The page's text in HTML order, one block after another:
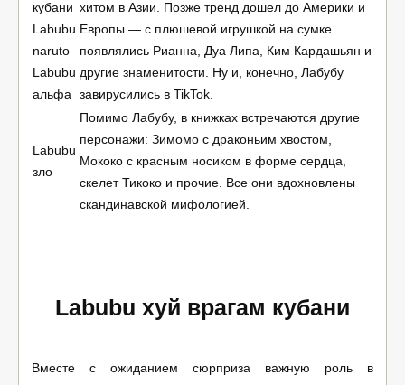
кубани
Labubu
naruto
Labubu
альфа
хитом в Азии. Позже тренд дошел до Америки и
Европы — с плюшевой игрушкой на сумке
появлялись Рианна, Дуа Липа, Ким Кардашьян и
другие знаменитости. Ну и, конечно, Лабубу
завирусились в TikTok.
Labubu
зло
Помимо Лабубу, в книжках встречаются другие
персонажи: Зимомо с драконьим хвостом,
Мококо с красным носиком в форме сердца,
скелет Тикоко и прочие. Все они вдохновлены
скандинавской мифологией.
Labubu хуй врагам кубани
Вместе с ожиданием сюрприза важную роль в